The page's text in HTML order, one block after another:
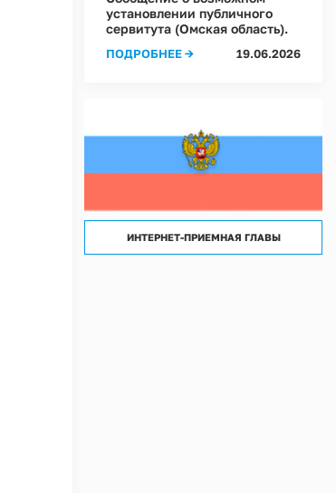
труда на рабочих местах в Администрации Ростовкинского
труда на рабочих местах в МКУ "Хозяйственное управление
установлении публичного
сервитута (Омская область).
ПОДРОБНЕЕ → 19.06.2026
ИНТЕРНЕТ-ПРИЕМНАЯ ГЛАВЫ